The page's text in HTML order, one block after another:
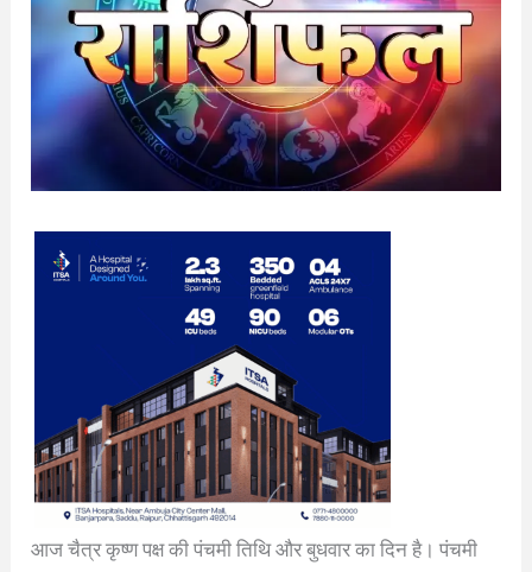
आज चैत्र कृष्ण पक्ष की पंचमी तिथि और बुधवार का दिन है। पंचमी